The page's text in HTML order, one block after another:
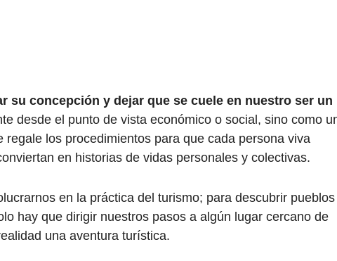
su concepción y dejar que se cuele en nuestro ser un
desde el punto de vista económico o social, sino como
los procedimientos para que cada persona viva
en historias de vidas personales y colectivas.
en la práctica del turismo; para descubrir
hay que dirigir nuestros pasos a algún lugar cercano de
una aventura turística.